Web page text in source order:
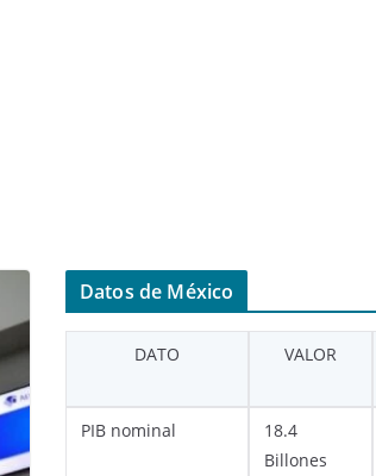
Datos de México
DATO VALOR
PIB nominal
18.4
Billones